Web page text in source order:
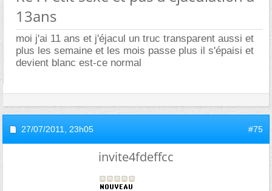
13ans
moi j'ai 11 ans et j'éjacul un truc transparent aussi et
plus les semaine et les mois passe plus il s'épaisi et
devient blanc est-ce normal
27/07/2011, 23h05 #75
invite4fdeffcc